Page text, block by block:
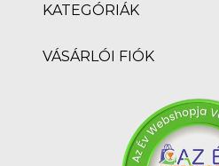
KATEGÓRIÁK
VÁSÁRLÓI FIÓK